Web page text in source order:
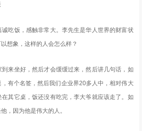
吃饭，感触非常大。李先生是华人世界的财富状
想象，这样的人会怎么样？
来坐好，然后才会缓缓过来，然后讲几句话，如
有个名签，然后我们企业界20多人中，相对伟大
其它桌，饭还没有吃完，李大爷就应该走了。如
，因为他是伟大的人。